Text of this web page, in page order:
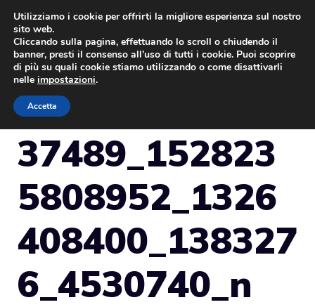
Vai
contenuto
37489_152823
5808952_1326
408400_138327
6_4530740_n
Utilizziamo i cookie per offrirti la migliore esperienza sul nostro
sito web.
Cliccando sulla pagina, effettuando lo scroll o chiudendo il
banner, presti il consenso all’uso di tutti i cookie. Puoi scoprire
di più su quali cookie stiamo utilizzando o come disattivarli
nelle impostazioni.
Accetta